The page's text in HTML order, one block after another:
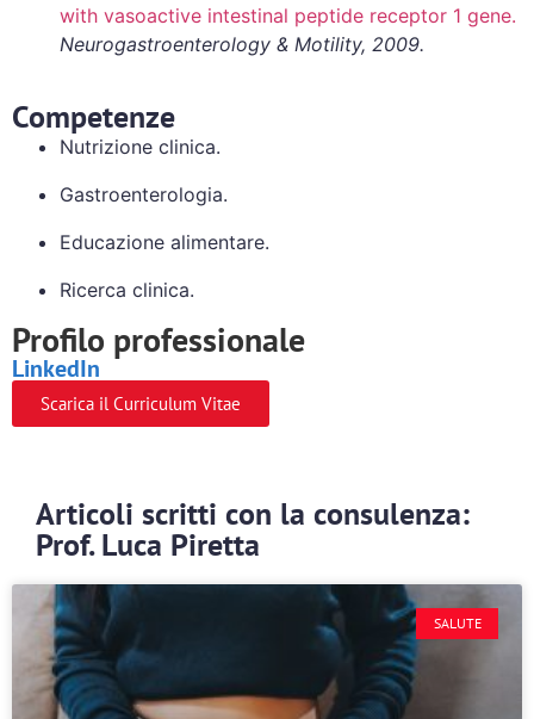
with vasoactive intestinal peptide receptor 1 gene.
Neurogastroenterology & Motility, 2009.
Competenze
Nutrizione clinica.
Gastroenterologia.
Educazione alimentare.
Ricerca clinica.
Profilo professionale
LinkedIn
Scarica il Curriculum Vitae
Articoli scritti con la consulenza:
Prof. Luca Piretta
SALUTE